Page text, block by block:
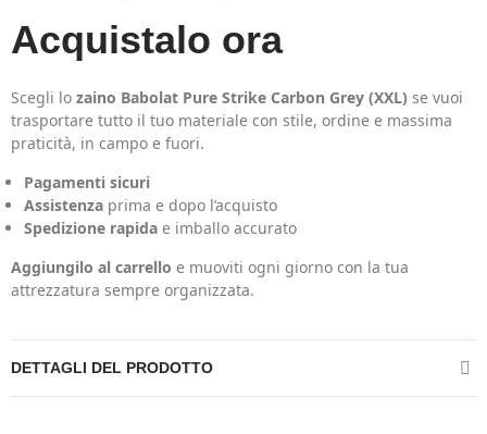
Acquistalo ora
Scegli lo zaino Babolat Pure Strike Carbon Grey (XXL) se vuoi
trasportare tutto il tuo materiale con stile, ordine e massima
praticità, in campo e fuori.
Pagamenti sicuri
Assistenza prima e dopo l’acquisto
Spedizione rapida e imballo accurato
Aggiungilo al carrello e muoviti ogni giorno con la tua
attrezzatura sempre organizzata.
DETTAGLI DEL PRODOTTO